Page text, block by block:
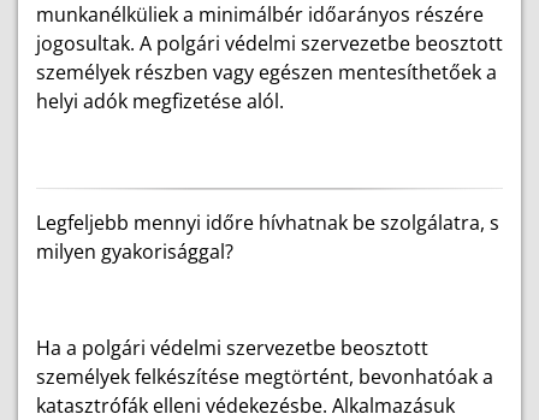
munkanélküliek a minimálbér időarányos részére
jogosultak. A polgári védelmi szervezetbe beosztott
személyek részben vagy egészen mentesíthetőek a
helyi adók megfizetése alól.
Legfeljebb mennyi időre hívhatnak be szolgálatra, s
milyen gyakorisággal?
Ha a polgári védelmi szervezetbe beosztott
személyek felkészítése megtörtént, bevonhatóak a
katasztrófák elleni védekezésbe. Alkalmazásuk